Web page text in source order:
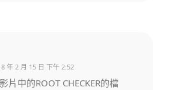
年 2 月 15 日 下午 2:52
片中的ROOT CHECKER的檔